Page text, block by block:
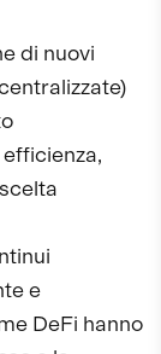
di nuovi
e
DeFi hanno